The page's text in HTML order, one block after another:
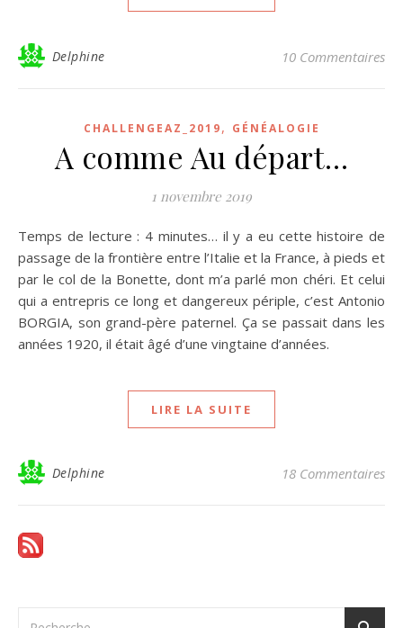
Delphine 10 Commentaires
CHALLENGEAZ_2019, GÉNÉALOGIE
A comme Au départ…
1 novembre 2019
Temps de lecture : 4 minutes… il y a eu cette histoire de
passage de la frontière entre l’Italie et la France, à pieds et
par le col de la Bonette, dont m’a parlé mon chéri. Et celui
qui a entrepris ce long et dangereux périple, c’est Antonio
BORGIA, son grand-père paternel. Ça se passait dans les
années 1920, il était âgé d’une vingtaine d’années.
LIRE LA SUITE
Delphine 18 Commentaires